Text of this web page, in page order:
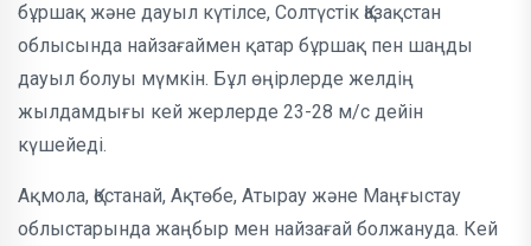
бұршақ және дауыл күтілсе, Солтүстік Қазақстан
облысында найзағаймен қатар бұршақ пен шаңды
дауыл болуы мүмкін. Бұл өңірлерде желдің
жылдамдығы кей жерлерде 23-28 м/с дейін
күшейеді.
Ақмола, Қостанай, Ақтөбе, Атырау және Маңғыстау
облыстарында жаңбыр мен найзағай болжануда. Кей